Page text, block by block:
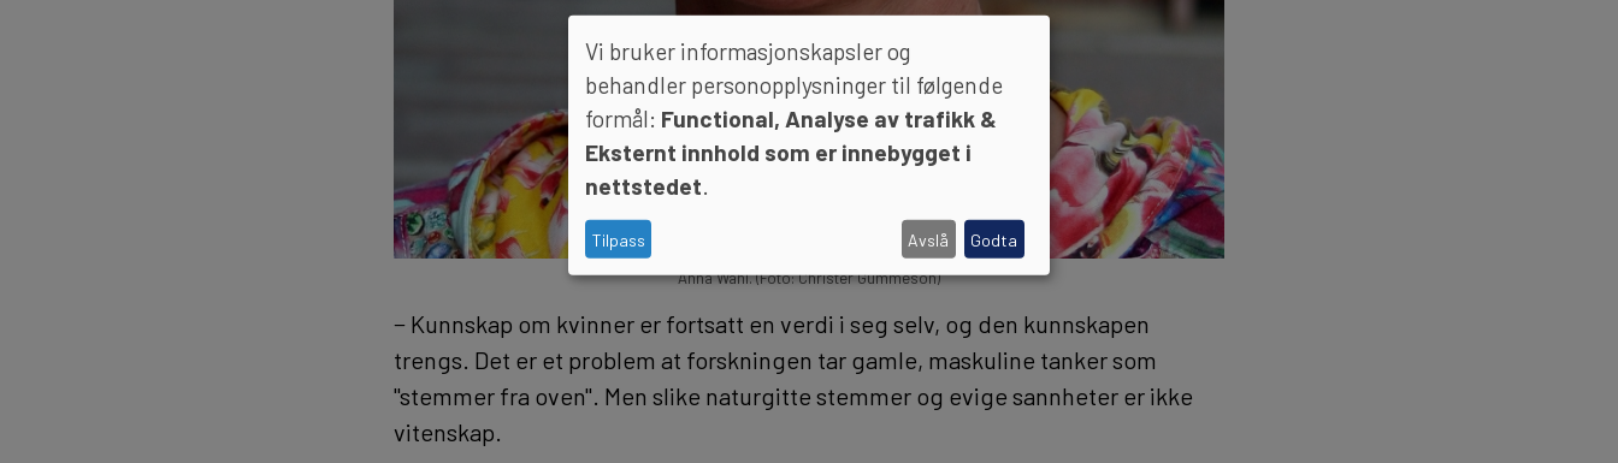
Anna Wahl. (Foto: Christer Gummeson)
− Kunnskap om kvinner er fortsatt en verdi i seg selv, og den kunnskapen
trengs. Det er et problem at forskningen tar gamle, maskuline tanker som
"stemmer fra oven". Men slike naturgitte stemmer og evige sannheter er ikke
vitenskap.
Vi bruker informasjonskapsler og
behandler personopplysninger til følgende
formål: Functional, Analyse av trafikk &
Eksternt innhold som er innebygget i
nettstedet.
Tilpass Avslå Godta